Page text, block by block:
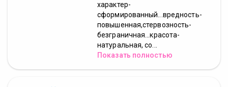
характер-
сформированный...вредность-
повышенная,стервозность-
безграничная...красота-
натуральная, со...
Показать полностью